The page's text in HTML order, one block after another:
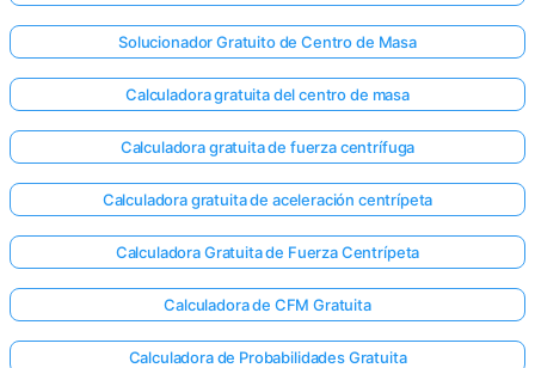
Solucionador Gratuito de Centro de Masa
Calculadora gratuita del centro de masa
Calculadora gratuita de fuerza centrífuga
Calculadora gratuita de aceleración centrípeta
Calculadora Gratuita de Fuerza Centrípeta
Calculadora de CFM Gratuita
Calculadora de Probabilidades Gratuita